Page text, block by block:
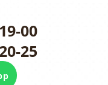
00
25